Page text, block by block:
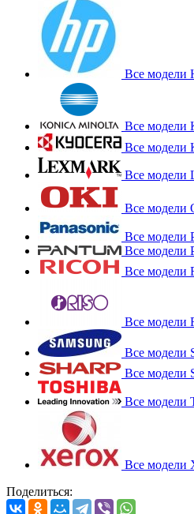
Все модели
Все модели
Все модели
Все модели
Все модели
Все модели
Все модели
Все модели
Все модели
Все модели
Все модели
Все модели
Все модели
Поделиться: